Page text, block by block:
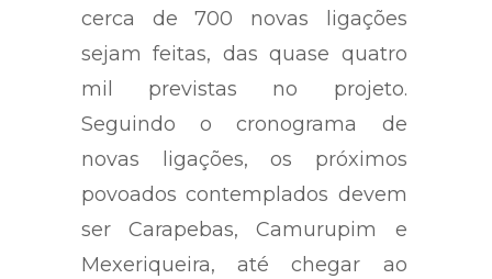
cerca de 700 novas ligações
sejam feitas, das quase quatro
mil previstas no projeto.
Seguindo o cronograma de
novas ligações, os próximos
povoados contemplados devem
ser Carapebas, Camurupim e
Mexeriqueira, até chegar ao